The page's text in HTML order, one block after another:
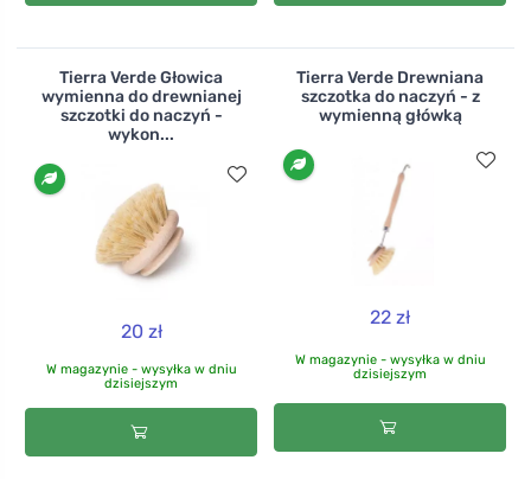
Tierra Verde Głowica
wymienna do drewnianej
szczotki do naczyń -
wykon...
20 zł
W magazynie - wysyłka w dniu
dzisiejszym
Tierra Verde Drewniana
szczotka do naczyń - z
wymienną główką
22 zł
W magazynie - wysyłka w dniu
dzisiejszym